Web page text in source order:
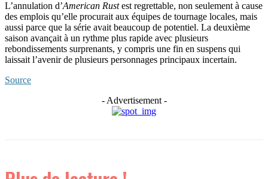
L’annulation d’American Rustest regrettable, non seulement à cause
des emplois qu’elle procurait aux équipes de tournage locales, mais
aussi parce que la série avait beaucoup de potentiel. La deuxième
saison avançait à un rythme plus rapide avec plusieurs
rebondissements surprenants, y compris une fin en suspens qui
laissait l’avenir de plusieurs personnages principaux incertain.
Source
- Advertisement -